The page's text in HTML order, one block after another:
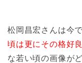
松岡昌宏さんは今
頃は更にその格好
な若い頃の画像が